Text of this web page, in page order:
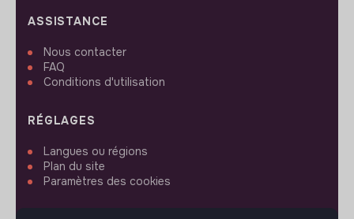
ASSISTANCE
Nous contacter
FAQ
Conditions d'utilisation
RÉGLAGES
Langues ou régions
Plan du site
Paramètres des cookies